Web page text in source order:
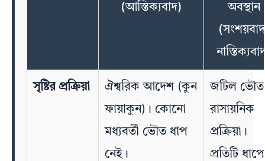
(আস্তিক্যবাদ)
অবস্থান
সৃষ্টির প্রক্রিয়া
ঐশ্বরিক আদেশ (কুন
ফায়াকুন)। কোনো
মধ্যবর্তী ভৌত ধাপ
নেই।
জটিল
রাসায়নিক
প্রক্রিয়া।
প্রতিটি